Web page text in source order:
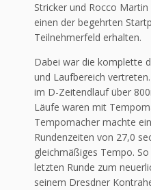
Stricker und Rocco
einen der begehrten
Teilnehmerfeld erhalten.
Dabei war die komplette
und Laufbereich
im D-Zeitendlauf über
Läufe waren mit
Tempomacher machte
Rundenzeiten von 27,0
gleichmäßiges Tempo.
letzten Runde zum
seinem Dresdner